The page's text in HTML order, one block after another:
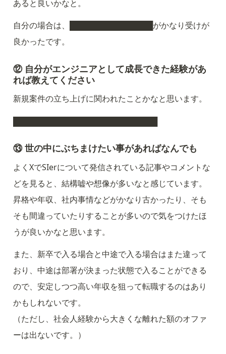
あると良いかなと。
自分の場合は、███████████████がかなり受けが
良かったです。
⑫ 自分がエンジニアとして成長できた経験があ
れば教えてください
新規案件の立ち上げに関われたことかなと思います。
⑬ 世の中にぶちまけたい事があればなんでも
よくXでSIerについて発信されている記事やコメントな
どを見ると、結構嘘や想像が多いなと感じています。
昇格や年収、社内事情などがかなり古かったり、そも
そも間違っていたりすることが多いので気をつけたほ
うが良いかなと思います。
また、新卒で入る場合と中途で入る場合はまた違って
おり、中途は部署が決まった状態で入ることができる
ので、安定しつつ高い年収を狙って転職するのはあり
かもしれないです。
（ただし、社会人経験から大きくな離れた額のオファ
ーは出ないです。）